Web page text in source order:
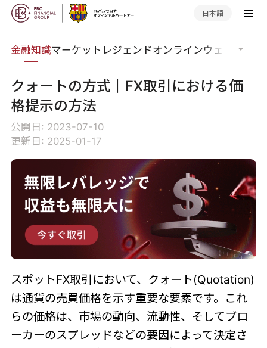
日本語
金融知識マーケットレジェンドオンラインウェビナー
クォートの方式｜FX取引における価
格提示の方法
公開日: 2023-07-10
更新日: 2025-01-17
スポットFX取引において、クォート(Quotation)
は通貨の売買価格を示す重要な要素です。これ
らの価格は、市場の動向、流動性、そしてブロ
ーカーのスプレッドなどの要因によって決定さ